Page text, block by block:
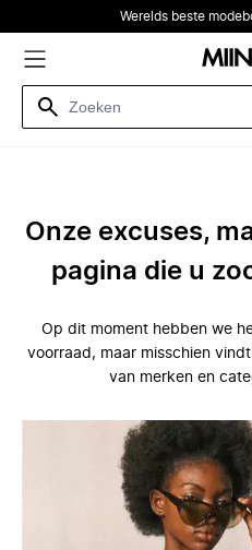
Werelds beste
Onze excuses,
pagina die u
Op dit moment hebben we
voorraad, maar misschien
van merken en